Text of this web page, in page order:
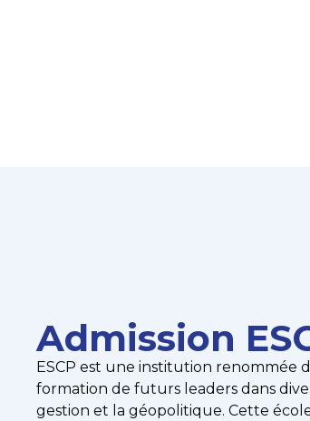
Admission
ESCP est une institution renommée
formation de futurs leaders dans
gestion et la géopolitique. Cette